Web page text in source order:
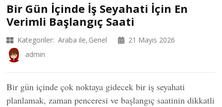
Bir Gün İçinde İş Seyahati İçin En
Verimli Başlangıç Saati
Kategoriler: Araba ile Genel
21 Mayıs 2026
admin
Bir gün içinde çok noktaya gidecek bir iş seyahati
planlamak, zaman penceresi ve başlangıç saatinin dikkatli